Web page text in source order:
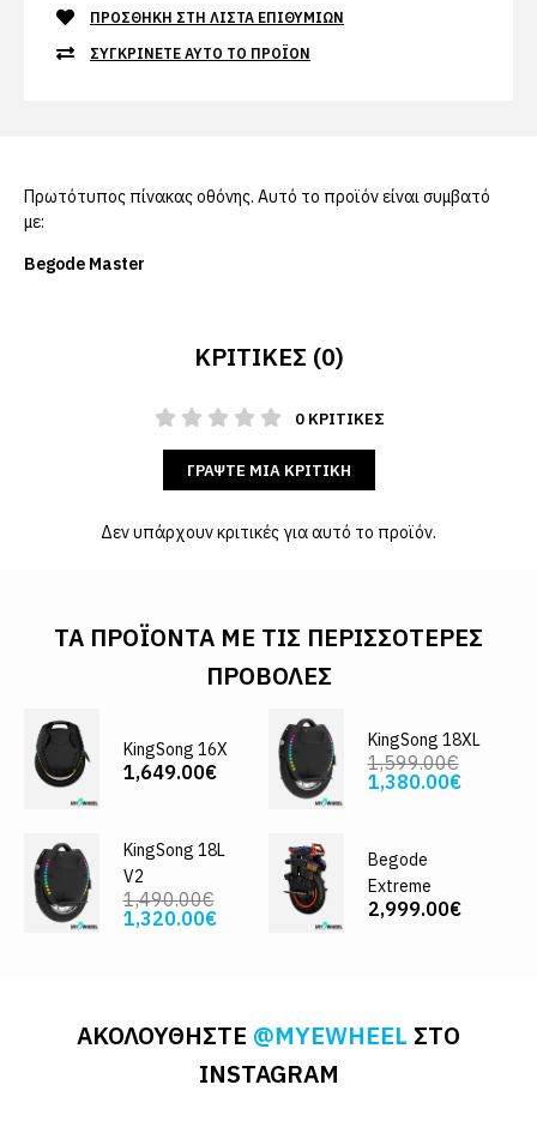
ΠΡΟΣΘΉΚΗ ΣΤΗ ΛΊΣΤΑ ΕΠΙΘΥΜΙΏΝ
ΣΥΓΚΡΊΝΕΤΕ ΑΥΤΌ ΤΟ ΠΡΟΪΌΝ
Πρωτότυπος πίνακας οθόνης. Αυτό το προϊόν είναι συμβατό
με:
Begode Master
ΚΡΙΤΙΚΈΣ (0)
0 ΚΡΙΤΙΚΈΣ
ΓΡΆΨΤΕ ΜΙΑ ΚΡΙΤΙΚΉ
Δεν υπάρχουν κριτικές για αυτό το προϊόν.
ΤΑ ΠΡΟΪΌΝΤΑ ΜΕ ΤΙΣ ΠΕΡΙΣΣΌΤΕΡΕΣ
ΠΡΟΒΟΛΈΣ
KingSong 16X
1,649.00€
KingSong 18XL
1,599.00€
1,380.00€
KingSong 18L
V2
1,490.00€
1,320.00€
Begode
Extreme
2,999.00€
ΑΚΟΛΟΥΘΗΣΤΕ @MYEWHEEL ΣΤΟ
INSTAGRAM